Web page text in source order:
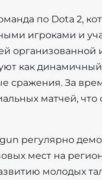
по Dota 2,
игроками и
как
сражения. За
матчей,
регулярно
мест на
молодых